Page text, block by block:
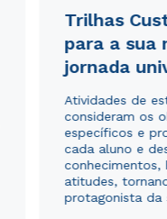
Trilhas
para a sua
jornada
Atividades de
consideram os
específicos e
cada aluno e
conhecimentos,
atitudes,
protagonista da